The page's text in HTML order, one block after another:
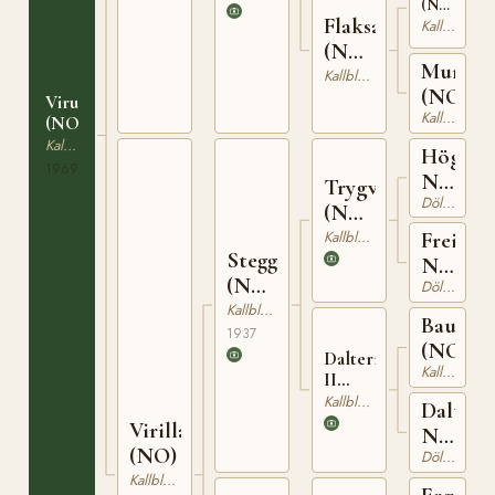
Virun
(NO)
Kallblodig Travare
Virilla
(NO)
Kallblodig Travare
Stegg
(NO)
T-169
Kallblodig Travare
1937
Flaksa
(NO)
T- Kallblodig Travare
Trygve
(NO)
T-66
Kallblodig Travare
Dalterna
II
(NO)
T-201
Kallblodig Travare
(NO)
T- Kallblodig Travare
Muntra
(NO)
Kallblodig Travare
Högnar
N
1208
Dölehäst
Freia
N
5446
Dölehäst
Baus
(NO)
Kallblodig Travare
N
5645
Dölehäst